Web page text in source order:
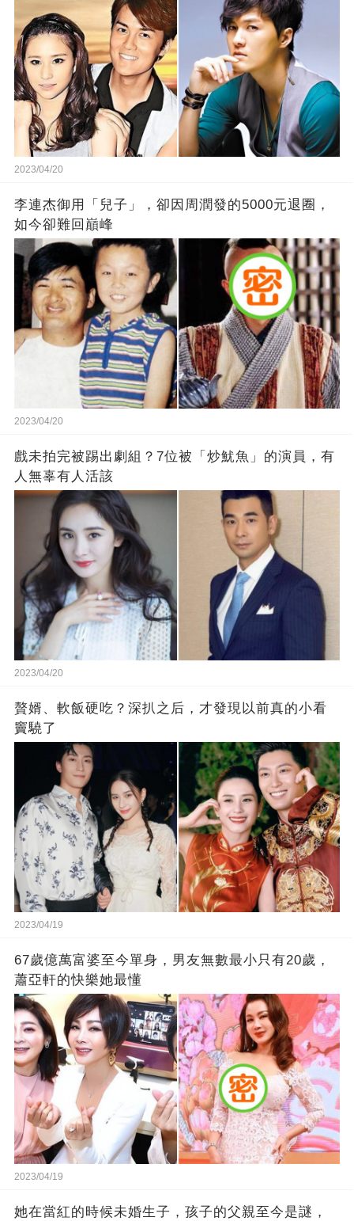
2023/04/20
李連杰御用「兒子」，卻因周潤發的5000元退圈，
如今卻難回巔峰
2023/04/20
戲未拍完被踢出劇組？7位被「炒魷魚」的演員，有
人無辜有人活該
2023/04/20
贅婿、軟飯硬吃？深扒之后，才發現以前真的小看
竇驍了
2023/04/19
67歲億萬富婆至今單身，男友無數最小只有20歲，
蕭亞軒的快樂她最懂
2023/04/19
她在當紅的時候未婚生子，孩子的父親至今是謎，